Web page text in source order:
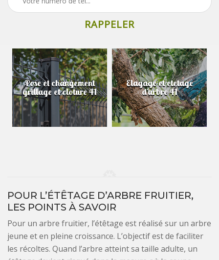
Pose et changement
grillage et cloture 41
Elagage et etetage
d'arbre 41
POUR L’ÉTÊTAGE D’ARBRE FRUITIER,
LES POINTS À SAVOIR
Pour un arbre fruitier, l’étêtage est réalisé sur un arbre
jeune et en pleine croissance. L’objectif est de faciliter
les récoltes. Quand l’arbre atteint sa taille adulte, un